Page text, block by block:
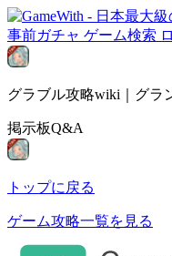
事前ガチャ ゲーム検索
グラブル攻略wiki｜グラ
掲示板Q&A
トップに戻る
ゲーム攻略一覧を見る